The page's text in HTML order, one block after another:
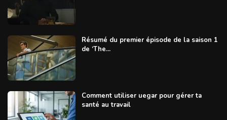
Résumé du premier épisode de la saison 1
de ‘The...
Comment utiliser uegar pour gérer ta
santé au travail